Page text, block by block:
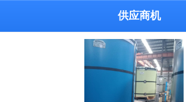
供应商机